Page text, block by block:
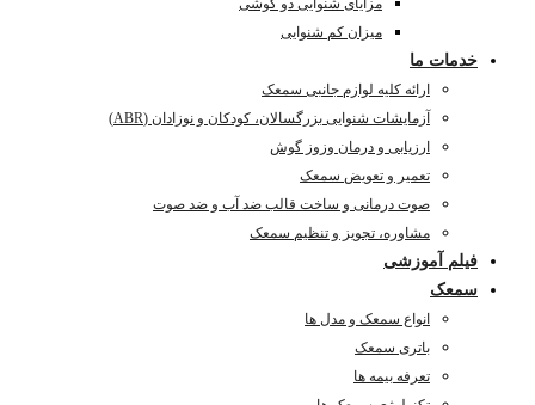
مزایای شنوایی دو گوشی
میزان کم شنوایی
خدمات ما
ارائه کلیه لوازم جانبی سمعک
آزمایشات شنوایی بزرگسالان، کودکان و نوزادان (ABR)
ارزیابی و درمان وزوز گوش
تعمیر و تعویض سمعک
صوت درمانی و ساخت قالب ضد آب و ضد صوت
مشاوره، تجویز و تنظیم سمعک
فیلم آموزشی
سمعک
انواع سمعک و مدل ها
باتری سمعک
تعرفه بیمه ها